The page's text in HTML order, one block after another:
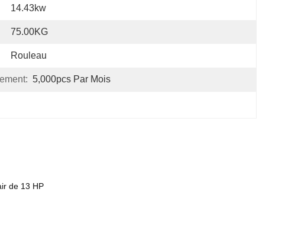
14.43kw
75.00KG
Rouleau
5,000pcs Par Mois
de 13 HP